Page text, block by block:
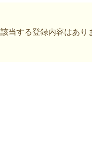
該当する登録内容はあり